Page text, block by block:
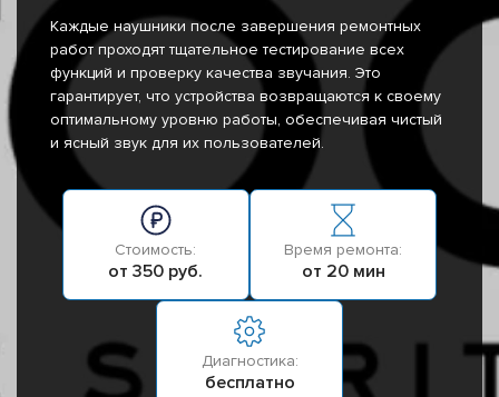
Каждые наушники после завершения ремонтных
работ проходят тщательное тестирование всех
функций и проверку качества звучания. Это
гарантирует, что устройства возвращаются к своему
оптимальному уровню работы, обеспечивая чистый
и ясный звук для их пользователей.
Стоимость:
от 350 руб.
Время ремонта:
от 20 мин
Диагностика:
бесплатно